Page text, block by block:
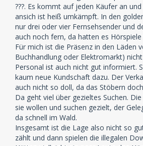
???. Es kommt auf jeden Käufer an
ansich ist heiß umkämpft. In den
nur drei oder vier Fernsehsender und
auch noch fern, da hatten es Hörspiele
Für mich ist die Präsenz in den Läden
Buchhandlung oder Elektromarkt)
Personal ist auch nicht gut informiert.
kaum neue Kundschaft dazu. Der
auch nicht so doll, da das Stöbern
Da geht viel über gezieltes Suchen.
sie wollen und suchen gezielt, der
da schnell im Wald.
Insgesamt ist die Lage also nicht so
zählt und dann spielen die illegalen